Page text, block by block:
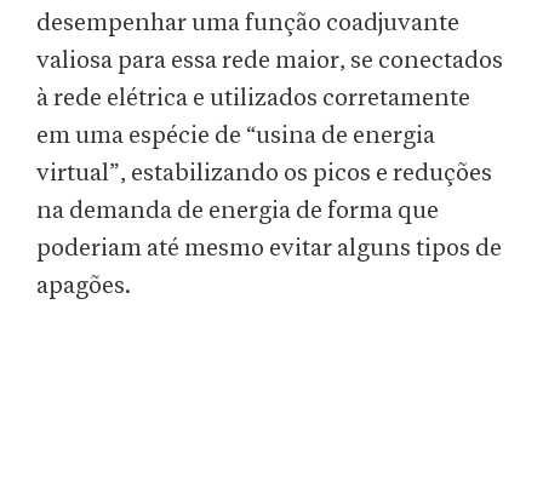
desempenhar uma função coadjuvante
valiosa para essa rede maior, se conectados
à rede elétrica e utilizados corretamente
em uma espécie de “usina de energia
virtual”, estabilizando os picos e reduções
na demanda de energia de forma que
poderiam até mesmo evitar alguns tipos de
apagões.